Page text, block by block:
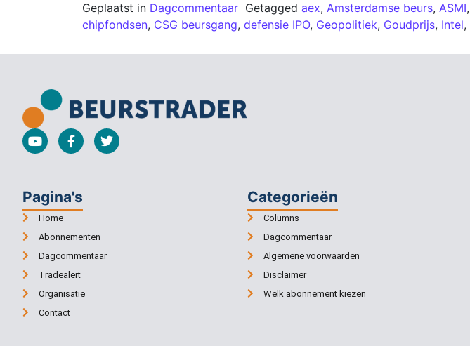
Geplaatst in Dagcommentaar Getagged aex, Amsterdamse beurs, ASMI,
chipfondsen, CSG beursgang, defensie IPO, Geopolitiek, Goudprijs, Intel,
Pagina's
Home
Abonnementen
Dagcommentaar
Tradealert
Organisatie
Contact
Categorieën
Columns
Dagcommentaar
Algemene voorwaarden
Disclaimer
Welk abonnement kiezen